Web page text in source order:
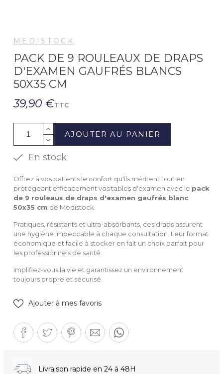
MEDISTOCK
PACK DE 9 ROULEAUX DE DRAPS
D'EXAMEN GAUFRÉS BLANCS
50X35 CM
39,90 €TTC
AJOUTER AU PANIER
En stock
Offrez à vos patients le confort qu'ils méritent tout en
protégeant efficacement vos tables d'examen avec le pack
de 9 rouleaux de draps d'examen gaufrés blanc
50x35 cm de Medistock.
Pratiques, résistants et ultra-absorbants, ces draps assurent
une hygiène impeccable à chaque consultation. Leur format
économique et facile à stocker en fait un choix parfait pour
les professionnels de santé.
implifiez-vous la vie et garantissez un environnement
toujours propre et sécurisé.
Ajouter à mes favoris
Livraison rapide en 24 à 48H